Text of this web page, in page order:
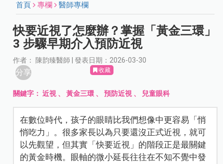
首頁 專欄 醫師專欄
快要近視了怎麼辦？掌握「黃金三環」
3 步驟早期介入預防近視
作者： 陳韵臻醫師 | 發表日期：2026-03-30
分享 收藏
關鍵字：近視 、黃金三環 、預防近視 、 兒童眼科
在數位時代，孩子的眼睛比我們想像中更容易「悄
悄吃力」。很多家長以為只要還沒正式近視，就可
以先觀望，但其實「快要近視」的階段正是最關鍵
的黃金時機。眼軸的微小延長往往在不知不覺中發